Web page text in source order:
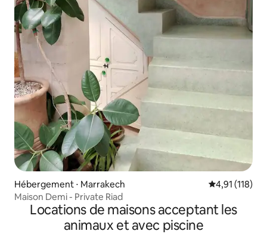
Hébergement ⋅ Marrakech Évaluation
4,91 (118)
Maison Demi - Private Riad
Locations de maisons acceptant les
animaux et avec piscine